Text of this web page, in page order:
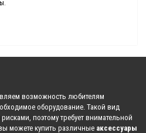
возможность любителям
оборудование. Такой вид
поэтому требует внимательной
можете купить различные аксессуары